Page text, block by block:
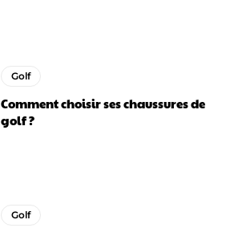
Golf
Comment choisir ses chaussures de
golf ?
Golf